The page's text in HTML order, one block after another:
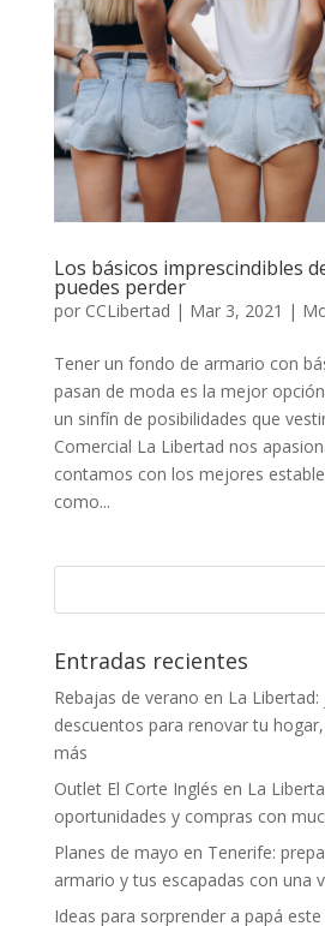
Los básicos imprescindibles
puedes perder
por CCLibertad | Mar 3, 2021 |
Tener un fondo de armario con
pasan de moda es la mejor
un sinfín de posibilidades que
Comercial La Libertad nos
contamos con los mejores
como...
Entradas recientes
Rebajas de verano en La
descuentos para renovar tu
más
Outlet El Corte Inglés en La
oportunidades y compras con
Planes de mayo en Tenerife:
armario y tus escapadas con una
Ideas para sorprender a papá